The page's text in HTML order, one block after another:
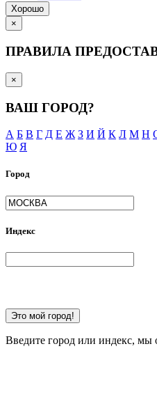
Хорошо
×
ПРАВИЛА
×
ВАШ ГОРОД?
А Б В Г Д Е Ж З И Й К Л М Н
Ю Я
Город
Индекс
Это мой город!
Введите город или индекс, мы